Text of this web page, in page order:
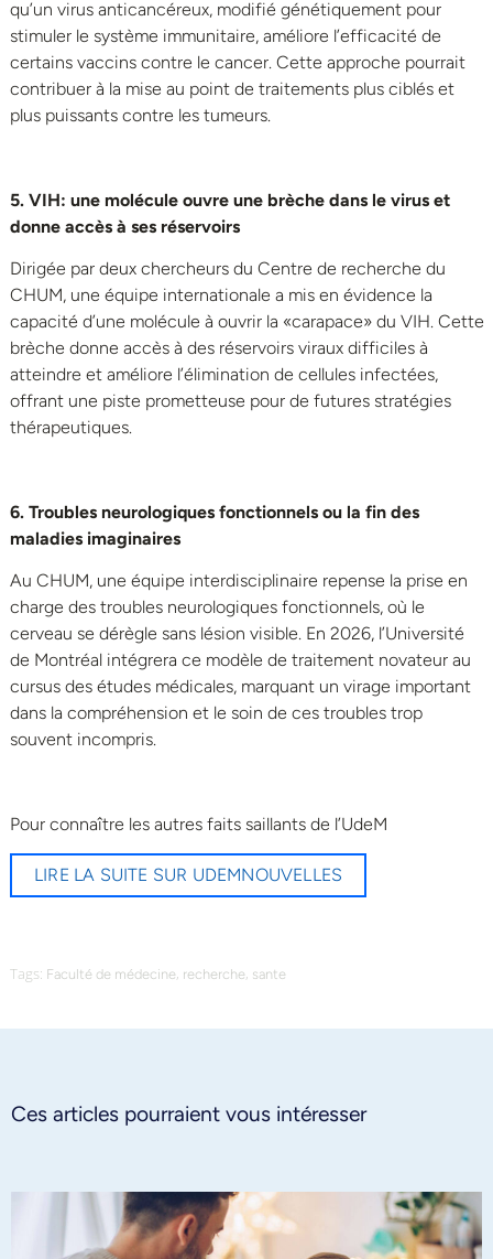
qu’un virus anticancéreux, modifié génétiquement pour
stimuler le système immunitaire, améliore l’efficacité de
certains vaccins contre le cancer. Cette approche pourrait
contribuer à la mise au point de traitements plus ciblés et
plus puissants contre les tumeurs.
5. VIH: une molécule ouvre une brèche dans le virus et
donne accès à ses réservoirs
Dirigée par deux chercheurs du Centre de recherche du
CHUM, une équipe internationale a mis en évidence la
capacité d’une molécule à ouvrir la «carapace» du VIH. Cette
brèche donne accès à des réservoirs viraux difficiles à
atteindre et améliore l’élimination de cellules infectées,
offrant une piste prometteuse pour de futures stratégies
thérapeutiques.
6. Troubles neurologiques fonctionnels ou la fin des
maladies imaginaires
Au CHUM, une équipe interdisciplinaire repense la prise en
charge des troubles neurologiques fonctionnels, où le
cerveau se dérègle sans lésion visible. En 2026, l’Université
de Montréal intégrera ce modèle de traitement novateur au
cursus des études médicales, marquant un virage important
dans la compréhension et le soin de ces troubles trop
souvent incompris.
Pour connaître les autres faits saillants de l’UdeM
LIRE LA SUITE SUR UDEMNOUVELLES
Tags: Faculté de médecine, recherche, sante
Ces articles pourraient vous intéresser